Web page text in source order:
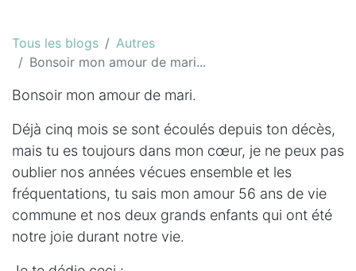
Tous les blogs
Autres
Bonsoir mon amour de mari...
Bonsoir mon amour de mari.
Déjà cinq mois se sont écoulés depuis ton décès,
mais tu es toujours dans mon cœur, je ne peux pas
oublier nos années vécues ensemble et les
fréquentations, tu sais mon amour 56 ans de vie
commune et nos deux grands enfants qui ont été
notre joie durant notre vie.